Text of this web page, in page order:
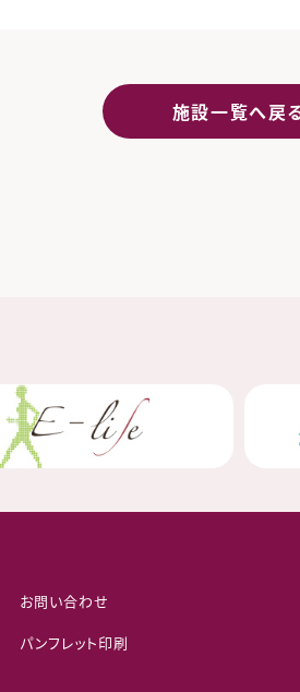
施設一覧へ戻
お問い合わせ
パンフレット印刷